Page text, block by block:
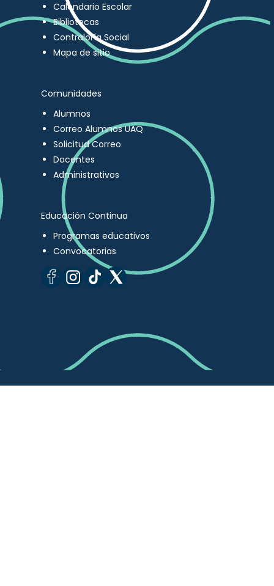
Calendario Escolar
Bibliotecas
Contraloría Social
Mapa de sitio
Comunidades
Alumnos
Correo Alumnos UAQ
Solicitud Correo
Docentes
Administrativos
Educación Continua
Programas educativos
Convocatorias